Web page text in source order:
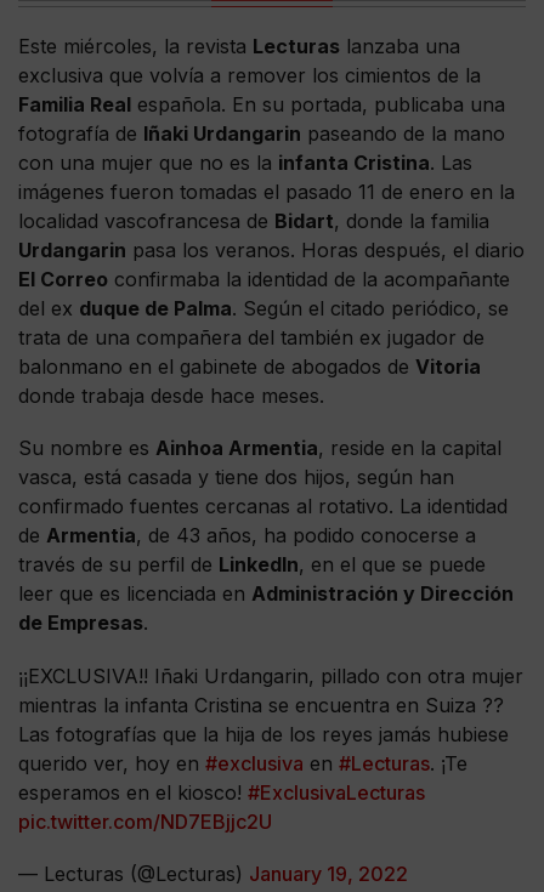
Este miércoles, la revista Lecturas lanzaba una
exclusiva que volvía a remover los cimientos de la
Familia Real española. En su portada, publicaba una
fotografía de Iñaki Urdangarin paseando de la mano
con una mujer que no es la infanta Cristina. Las
imágenes fueron tomadas el pasado 11 de enero en la
localidad vascofrancesa de Bidart, donde la familia
Urdangarin pasa los veranos. Horas después, el diario
El Correo confirmaba la identidad de la acompañante
del ex duque de Palma. Según el citado periódico, se
trata de una compañera del también ex jugador de
balonmano en el gabinete de abogados de Vitoria
donde trabaja desde hace meses.
Su nombre es Ainhoa Armentia, reside en la capital
vasca, está casada y tiene dos hijos, según han
confirmado fuentes cercanas al rotativo. La identidad
de Armentia, de 43 años, ha podido conocerse a
través de su perfil de LinkedIn, en el que se puede
leer que es licenciada en Administración y Dirección
de Empresas.
¡¡EXCLUSIVA!! Iñaki Urdangarin, pillado con otra mujer
mientras la infanta Cristina se encuentra en Suiza ??
Las fotografías que la hija de los reyes jamás hubiese
querido ver, hoy en #exclusiva en #Lecturas. ¡Te
esperamos en el kiosco! #ExclusivaLecturas
pic.twitter.com/ND7EBjjc2U
— Lecturas (@Lecturas) January 19, 2022